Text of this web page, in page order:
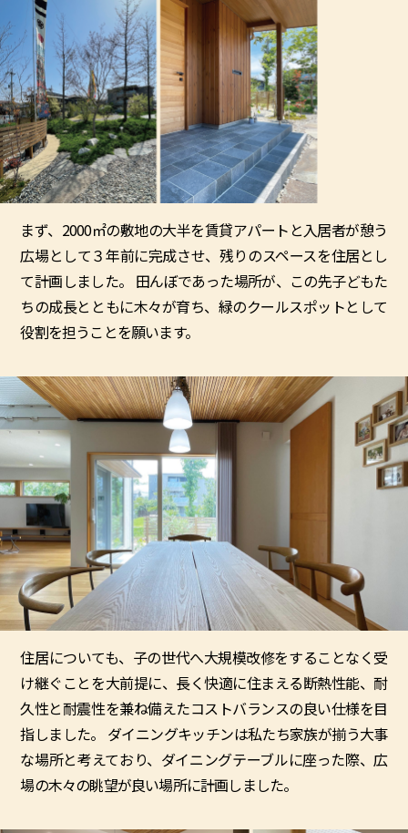
まず、2000㎡の敷地の大半を賃貸アパートと入居者が憩う
広場として３年前に完成させ、残りのスペースを住居とし
て計画しました。 田んぼであった場所が、この先子どもた
ちの成⾧とともに木々が育ち、緑のクールスポットとして
役割を担うことを願います。
住居についても、子の世代へ大規模改修をすることなく受
け継ぐことを大前提に、⾧く快適に住まえる断熱性能、耐
久性と耐震性を兼ね備えたコストバランスの良い仕様を目
指しました。 ダイニングキッチンは私たち家族が揃う大事
な場所と考えており、ダイニングテーブルに座った際、広
場の木々の眺望が良い場所に計画しました。